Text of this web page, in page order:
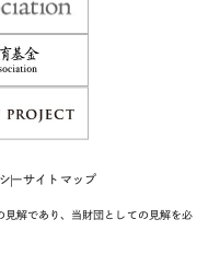
ーサイトマップ
解であり、当財団としての見解を必